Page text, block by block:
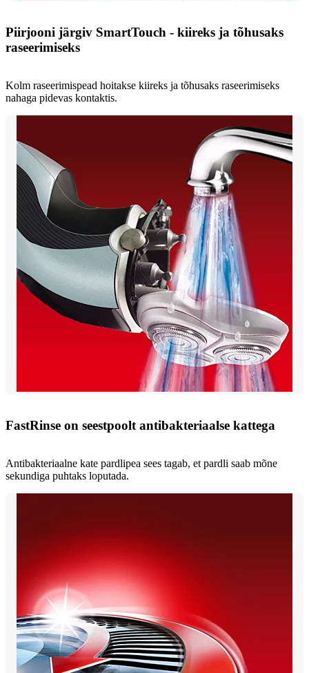
Piirjooni järgiv SmartTouch - kiireks ja tõhusaks
raseerimiseks
Kolm raseerimispead hoitakse kiireks ja tõhusaks raseerimiseks
nahaga pidevas kontaktis.
FastRinse on seestpoolt antibakteriaalse kattega
Antibakteriaalne kate pardlipea sees tagab, et pardli saab mõne
sekundiga puhtaks loputada.